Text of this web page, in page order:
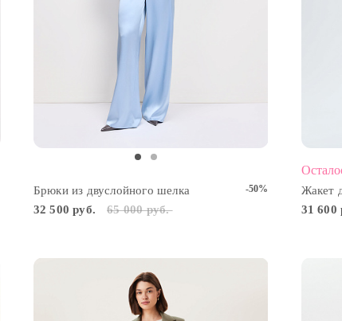
Брюки из двуслойного шелка -50%
32 500 руб. 65 000 руб.
Жакет
31 600